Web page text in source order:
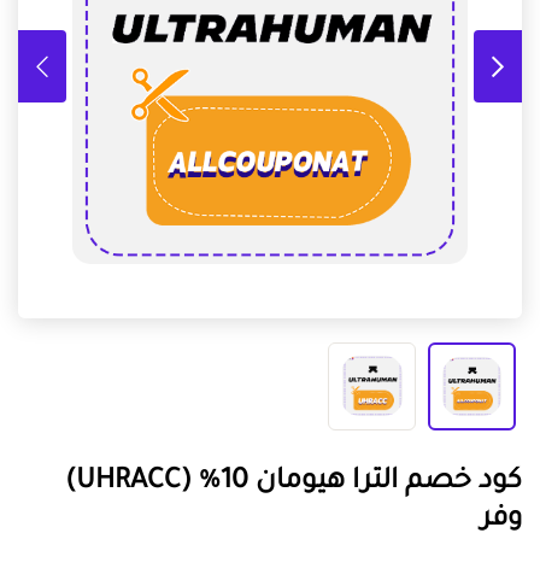
كود خصم الترا هيومان 10% (UHRACC)
وفر